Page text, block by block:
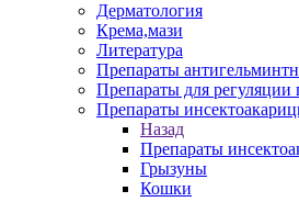
Дерматология
Крема,мази
Литература
Препараты
Препараты для регуляции
Препараты
Назад
Препараты
Грызуны
Кошки